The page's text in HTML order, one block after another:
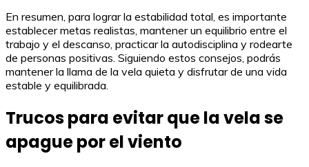
En resumen, para lograr la estabilidad total, es importante
establecer metas realistas, mantener un equilibrio entre el
trabajo y el descanso, practicar la autodisciplina y rodearte
de personas positivas. Siguiendo estos consejos, podrás
mantener la llama de la vela quieta y disfrutar de una vida
estable y equilibrada.
Trucos para evitar que la vela se
apague por el viento